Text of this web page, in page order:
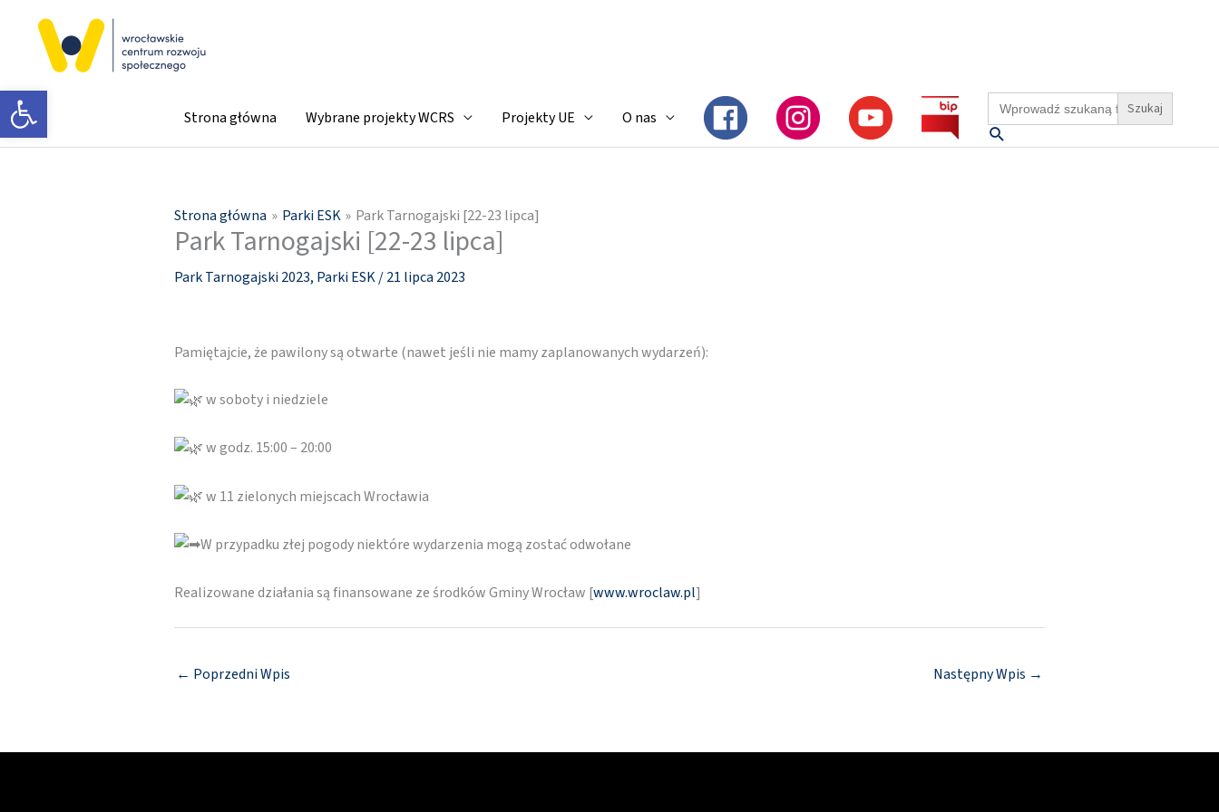
Otwórz pasek narzędzi Strona główna Wybrane projekty WCRS Projekty UE O nas
Search
for:
Szukaj
Strona główna Parki ESK Park Tarnogajski [22-23 lipca]
Park Tarnogajski [22-23 lipca]
Park Tarnogajski 2023, Parki ESK/21 lipca 2023
Pamiętajcie, że pawilony są otwarte (nawet jeśli nie mamy zaplanowanych wydarzeń):
w soboty i niedziele
w godz. 15:00 – 20:00
w 11 zielonych miejscach Wrocławia
W przypadku złej pogody niektóre wydarzenia mogą zostać odwołane
Realizowane działania są finansowane ze środków Gminy Wrocław [www.wroclaw.pl]
← Poprzedni Wpis Następny Wpis →